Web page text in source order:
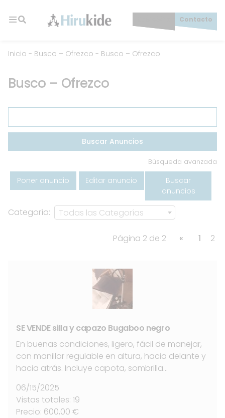
Contacto
Inicio - Busco – Ofrezco - Busco – Ofrezco
Busco – Ofrezco
Búsqueda avanzada
Poner anuncio Editar anuncio
Buscar
anuncios
Categoría: Todas las Categorías
Página 2 de 2 « 1 2
SE VENDE silla y capazo Bugaboo negro
En buenas condiciones, ligero, fácil de manejar,
con manillar regulable en altura, hacia delante y
hacia atrás. Incluye capota, sombrilla…
06/15/2025
Vistas totales: 19
Precio: 600,00 €